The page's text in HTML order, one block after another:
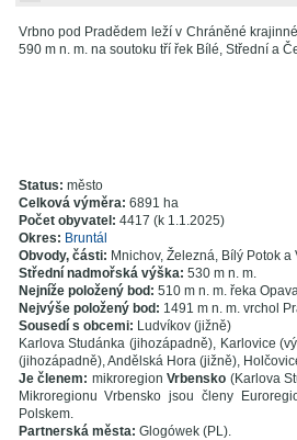
Vrbno pod Pradědem leží v Chráněné
590 m n. m. na soutoku tří řek Bílé, Střední a
Status: město
Celková výměra: 6891 ha
Počet obyvatel: 4417 (k 1.1.2025)
Okres: Bruntál
Obvody, části: Mnichov, Železná, Bílý Potok a
Střední nadmořská výška: 530 m n. m.
Nejníže položený bod: 510 m n. m. řeka
Nejvýše položený bod: 1491 m n. m. vrchol
Sousedí s obcemi: Ludvíkov (jižně)
Karlova Studánka (jihozápadně), Karlovice
(jihozápadně), Andělská Hora (jižně),
Je členem: mikroregion Vrbensko (Karlova
Mikroregionu Vrbensko jsou členy
Polskem.
Partnerská města: Glogówek (PL).